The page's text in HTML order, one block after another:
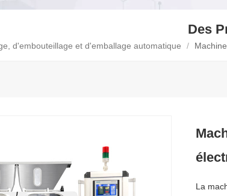
Des
d'embouteillage et d'emballage automatique /
La